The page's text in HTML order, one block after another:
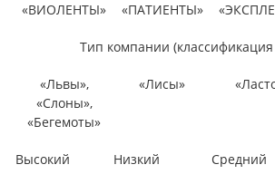
«ВИОЛЕНТЫ» «ПАТИЕНТЫ»
Тип компании
«Львы»,
«Слоны»,
«Бегемоты»
«Лисы»
Высокий Низкий Средний